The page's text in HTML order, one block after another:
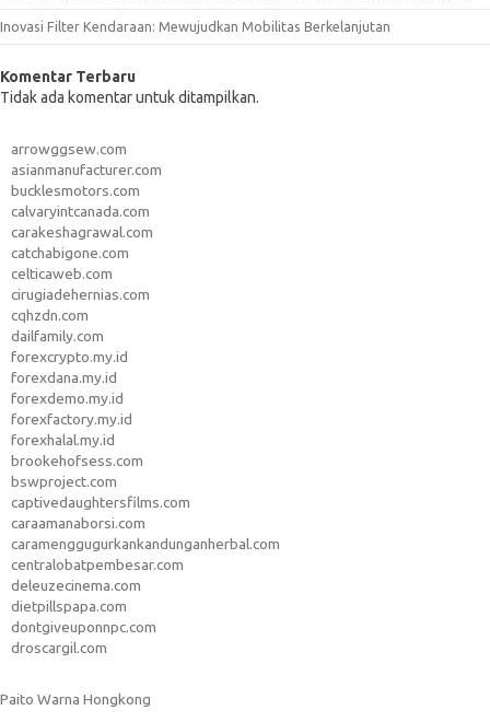
Inovasi Filter Kendaraan: Mewujudkan Mobilitas Berkelanjutan
Komentar Terbaru
Tidak ada komentar untuk ditampilkan.
arrowggsew.com
asianmanufacturer.com
bucklesmotors.com
calvaryintcanada.com
carakeshagrawal.com
catchabigone.com
celticaweb.com
cirugiadehernias.com
cqhzdn.com
dailfamily.com
forexcrypto.my.id
forexdana.my.id
forexdemo.my.id
forexfactory.my.id
forexhalal.my.id
brookehofsess.com
bswproject.com
captivedaughtersfilms.com
caraamanaborsi.com
caramenggugurkankandunganherbal.com
centralobatpembesar.com
deleuzecinema.com
dietpillspapa.com
dontgiveuponnpc.com
droscargil.com
Paito Warna Hongkong